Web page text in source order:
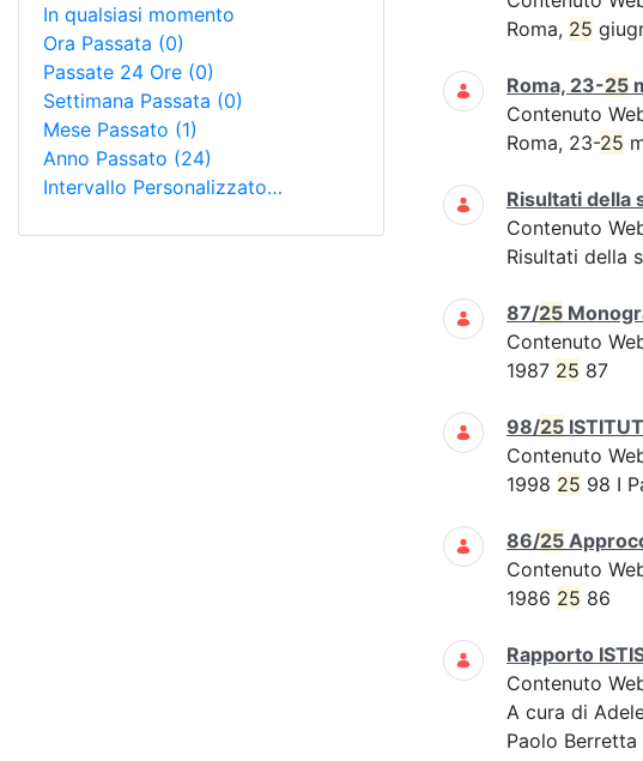
In qualsiasi momento
Ora Passata (0)
Passate 24 Ore (0)
Settimana Passata (0)
Mese Passato (1)
Anno Passato (24)
Intervallo Personalizzato…
Roma, 25
Roma, 23-25
Contenuto
Roma, 23-25
Risultati della
Contenuto
Risultati della
87/25
Contenuto
1987 25 87
98/25
Contenuto
1998 25 98 I
86/25
Contenuto
1986 25 86
Rapporto
Contenuto
A cura di
Paolo Berretta